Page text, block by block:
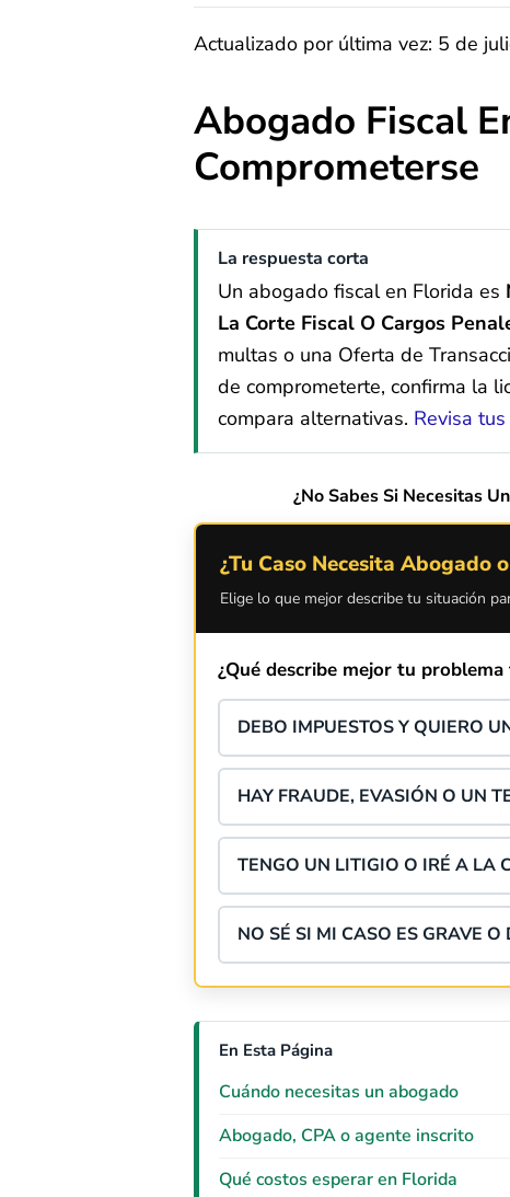
Actualizado por última vez: 5 de
Abogado Fiscal
Comprometerse
La respuesta corta
Un abogado fiscal en Florida es
La Corte Fiscal O Cargos
multas o una Oferta de
de comprometerte, confirma la
compara alternativas. Revisa
¿No Sabes Si Necesitas
¿Tu Caso Necesita Abogado
Elige lo que mejor describe tu situación
¿Qué describe mejor tu
DEBO IMPUESTOS Y QUIERO
HAY FRAUDE, EVASIÓN O UN
TENGO UN LITIGIO O IRÉ A LA
NO SÉ SI MI CASO ES GRAVE O
En Esta Página
Cuándo necesitas un abogado
Abogado, CPA o agente inscrito
Qué costos esperar en Florida